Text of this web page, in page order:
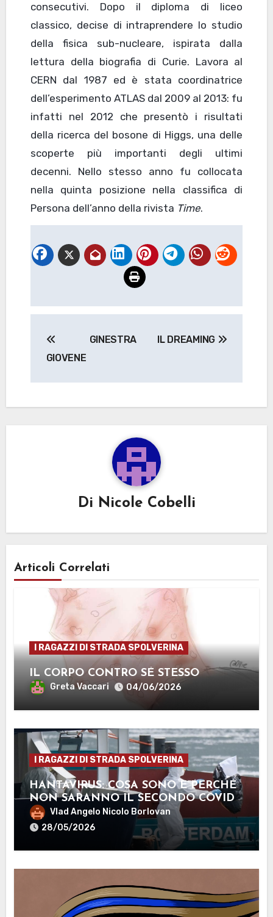
consecutivi. Dopo il diploma di liceo
classico, decise di intraprendere lo studio
della fisica sub-nucleare, ispirata dalla
lettura della biografia di Curie. Lavora al
CERN dal 1987 ed è stata coordinatrice
dell’esperimento ATLAS dal 2009 al 2013: fu
infatti nel 2012 che presentò i risultati
della ricerca del bosone di Higgs, una delle
scoperte più importanti degli ultimi
decenni. Nello stesso anno fu collocata
nella quinta posizione nella classifica di
Persona dell’anno della rivista Time.
articoli
GINESTRA
GIOVENE
IL DREAMING
Di Nicole Cobelli
Articoli Correlati
I RAGAZZI DI STRADA SPOLVERINA
IL CORPO CONTRO SÉ STESSO
Greta Vaccari 04/06/2026
I RAGAZZI DI STRADA SPOLVERINA
HANTAVIRUS: COSA SONO E PERCHÉ
NON SARANNO IL SECONDO COVID-
19
Vlad Angelo Nicolo Borlovan
28/05/2026